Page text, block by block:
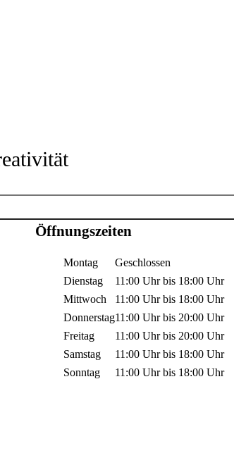
Öffnungszeiten
Montag
Geschlossen
Dienstag
11:00 Uhrbis 18:00 Uhr
Mittwoch
11:00 Uhrbis 18:00 Uhr
Donnerstag11:00 Uhrbis 20:00 Uhr
Freitag
11:00 Uhrbis 20:00 Uhr
Samstag
11:00 Uhrbis 18:00 Uhr
Sonntag
11:00 Uhrbis 18:00 Uhr